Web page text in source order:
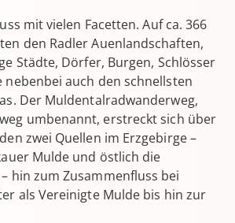
mit vielen Facetten. Auf ca. 366
den Radler Auenlandschaften,
Städte, Dörfer, Burgen, Schlösser
nebenbei auch den schnellsten
Der Muldentalradwanderweg,
umbenannt, erstreckt sich über
zwei Quellen im Erzgebirge –
Mulde und östlich die
hin zum Zusammenfluss bei
als Vereinigte Mulde bis hin zur